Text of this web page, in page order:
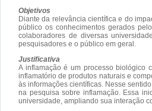
Objetivos
Diante da relevância científica e do
público os conhecimentos gerados
colaboradores de diversas
pesquisadores e o público em geral.
Justificativa
A inflamação é um processo biológico
inflamatório de produtos naturais e
às informações científicas. Nesse
na pesquisa sobre inflamação. Essa
universidade, ampliando sua interação